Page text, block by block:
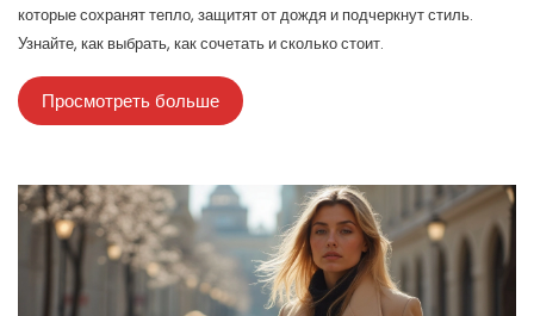
которые сохранят тепло, защитят от дождя и подчеркнут стиль.
Узнайте, как выбрать, как сочетать и сколько стоит.
Просмотреть больше